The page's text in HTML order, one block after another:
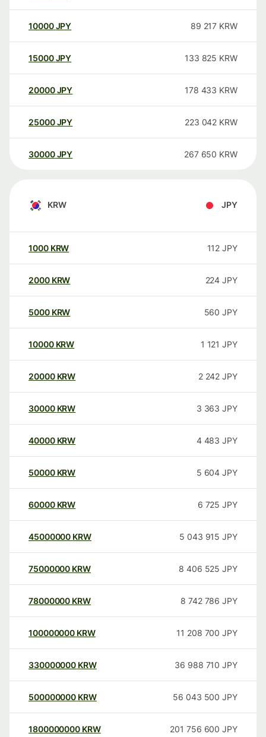
10000 JPY 89 217 KRW
15000 JPY 133 825 KRW
20000 JPY 178 433 KRW
25000 JPY 223 042 KRW
30000 JPY 267 650 KRW
KRW JPY
1000 KRW 112 JPY
2000 KRW 224 JPY
5000 KRW 560 JPY
10000 KRW 1 121 JPY
20000 KRW 2 242 JPY
30000 KRW 3 363 JPY
40000 KRW 4 483 JPY
50000 KRW 5 604 JPY
60000 KRW 6 725 JPY
45000000 KRW 5 043 915 JPY
75000000 KRW 8 406 525 JPY
78000000 KRW 8 742 786 JPY
100000000 KRW 11 208 700 JPY
330000000 KRW 36 988 710 JPY
500000000 KRW 56 043 500 JPY
1800000000 KRW 201 756 600 JPY